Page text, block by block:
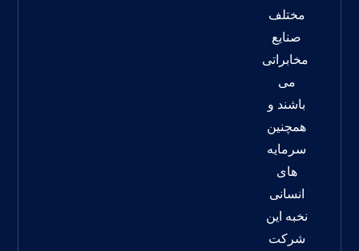
مختلف
صنایع
مخابراتی
می
باشند و
همچنین
سرمایه
های
انسانی
نخبه این
شرکت